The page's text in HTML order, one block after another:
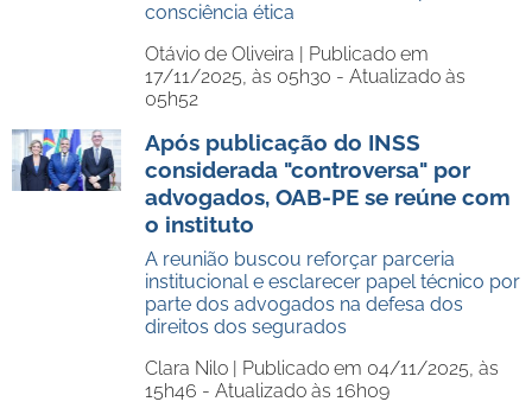
consciência ética
Otávio de Oliveira | Publicado em
17/11/2025, às 05h30 - Atualizado às
05h52
Após publicação do INSS
considerada "controversa" por
advogados, OAB-PE se reúne com
o instituto
A reunião buscou reforçar parceria
institucional e esclarecer papel técnico por
parte dos advogados na defesa dos
direitos dos segurados
Clara Nilo | Publicado em 04/11/2025, às
15h46 - Atualizado às 16h09